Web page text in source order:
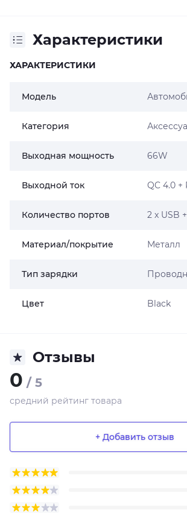
Характеристики
ХАРАКТЕРИСТИКИ
Модель
Категория
Выходная мощность 66W
Выходной ток QC 4.0 +
Количество портов 2 x USB
Материал/покрытие Металл
Тип зарядки
Цвет Black
Отзывы
0 / 5
средний рейтинг товара
+ Добавить отзыв